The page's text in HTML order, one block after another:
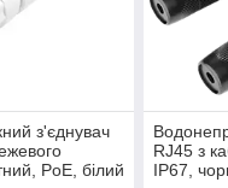
з'єднувач
PoE, білий
RJ45 з
IP67,